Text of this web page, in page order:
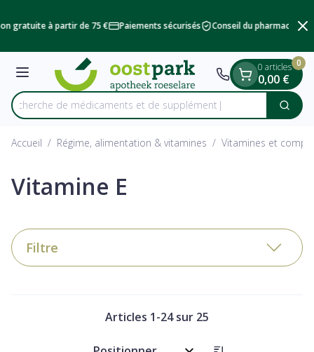
gratuite à partir de 75 € Paiements sécurisés Conseil du pharmacien
Menu
Rechercher
Recherche de médicamen
0 articles
0,00 €
0
Accueil / Régime, alimentation & vitamines / Vitamines et
Vitamine E
Filtre
Articles 1-24sur 25